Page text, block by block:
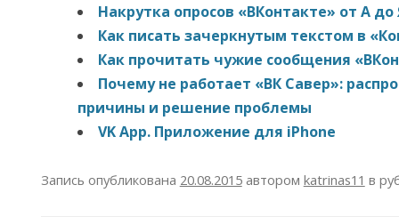
Накрутка опросов «ВКонтакте» от А до
Как писать зачеркнутым текстом в
Как прочитать чужие сообщения
Почему не работает «ВК Савер»:
причины и решение проблемы
VK App. Приложение для iPhone
Запись опубликована 20.08.2015автором katrinas11 в